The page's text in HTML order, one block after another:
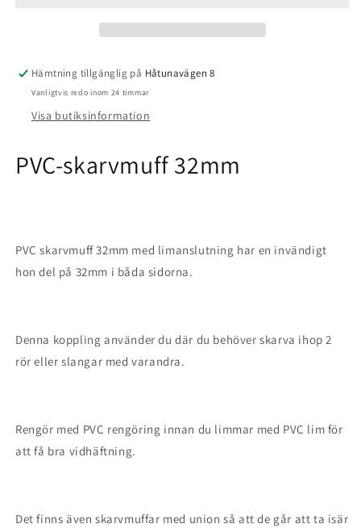
Hämtning tillgänglig på Håtunavägen 8
Vanligtvis redo inom 24 timmar
Visa butiksinformation
PVC-skarvmuff 32mm
PVC skarvmuff 32mm med limanslutning har en invändigt
hon del på 32mm i båda sidorna.
Denna koppling använder du där du behöver skarva ihop 2
rör eller slangar med varandra.
Rengör med PVC rengöring innan du limmar med PVC lim för
att få bra vidhäftning.
Det finns även skarvmuffar med union så att de går att ta isär